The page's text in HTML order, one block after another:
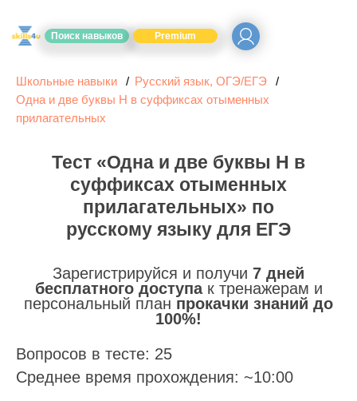
Поиск навыков Premium
Школьные навыки
Русский язык, ОГЭ/ЕГЭ
Одна и две буквы Н в суффиксах отыменных
прилагательных
Тест «Одна и две буквы Н в
суффиксах отыменных
прилагательных» по
русскому языку для ЕГЭ
Зарегистрируйся и получи 7 дней
бесплатного доступак тренажерам и
персональный план прокачки знаний до
100%!
Вопросов в тесте: 25
Среднее время прохождения: ~10:00